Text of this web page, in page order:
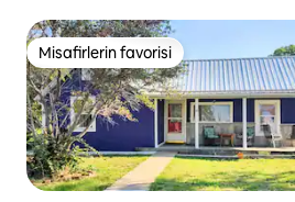
Misafirlerin favorisi
Misafirlerin favorisi